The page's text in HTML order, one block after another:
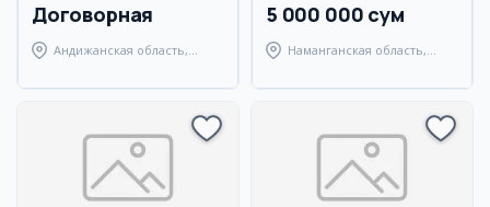
Договорная
Андижанская область,
5 000 000 сум
Наманганская область,